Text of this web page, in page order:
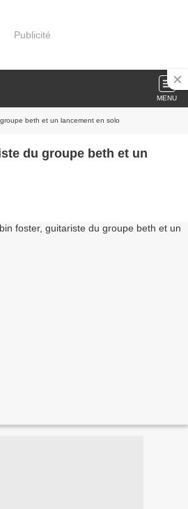
Publicité
MENU
beth et un lancement en solo
du groupe beth et un